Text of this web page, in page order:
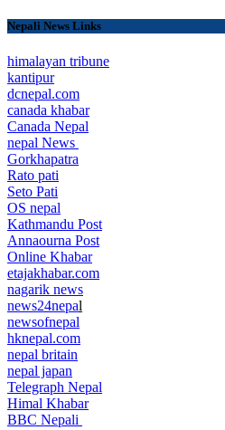
Nepali News Links
himalayan tribune
kantipur
dcnepal.com
canada khabar
Canada Nepal​
nepal News
Gorkhapatra
Rato pati
Seto Pati
OS nepal
Kathmandu Post
Annaourna Post
Online Khabar
etajakhabar.com
nagarik news
news24nepal
newsofnepal
hknepal.com
nepal britain
nepal japan
Telegraph Nepal
Himal Khabar
BBC Nepali